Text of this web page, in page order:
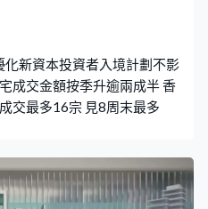
新資本投資者入境計劃不影
成交金額按季升逾兩成半 香
交最多16宗 見8周末最多